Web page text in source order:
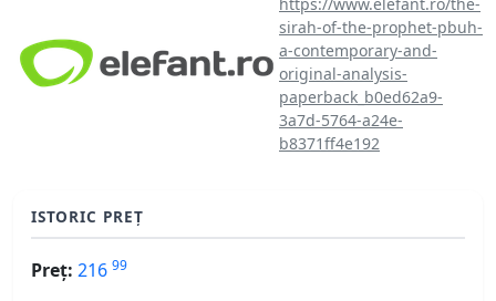
sirah-of-the-prophet-pbuh-
a-contemporary-and-
original-analysis-
paperback_b0ed62a9-
3a7d-5764-a24e-
b8371ff4e192
ISTORIC PREȚ
Preț: 216 99